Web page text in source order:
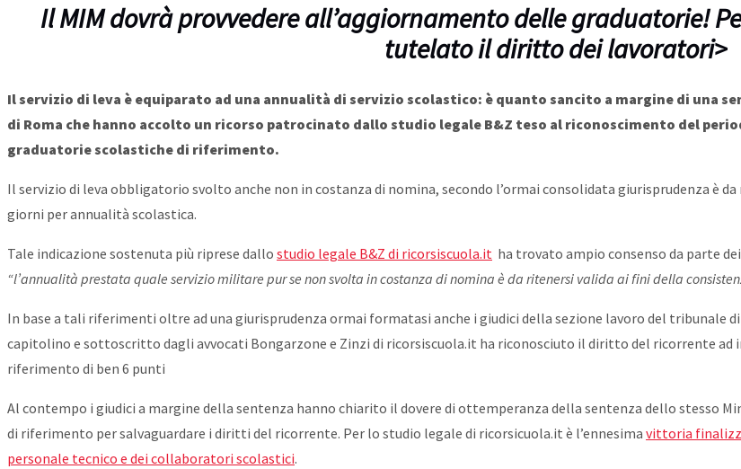
Il MIM dovrà provvedere all’aggiornamento delle graduatorie!
tutelato il diritto dei lavoratori>
Il servizio di leva è equiparato ad una annualità di servizio scolastico: è quanto sancito a margine di una
di Roma che hanno accolto un ricorso patrocinato dallo studio legale B&Z teso al riconoscimento del
graduatorie scolastiche di riferimento.
Il servizio di leva obbligatorio svolto anche non in costanza di nomina, secondo l’ormai consolidata giurisprudenza è
giorni per annualità scolastica.
Tale indicazione sostenuta più riprese dallo studio legale B&Z di ricorsiscuola.it ha trovato ampio consenso da parte
“l’annualità prestata quale servizio militare pur se non svolta in costanza di nomina è da ritenersi valida ai fini della
In base a tali riferimenti oltre ad una giurisprudenza ormai formatasi anche i giudici della sezione lavoro del tribunale
capitolino e sottoscritto dagli avvocati Bongarzone e Zinzi di ricorsiscuola.it ha riconosciuto il diritto del ricorrente
riferimento di ben 6 punti
Al contempo i giudici a margine della sentenza hanno chiarito il dovere di ottemperanza della sentenza dello stesso
di riferimento per salvaguardare i diritti del ricorrente. Per lo studio legale di ricorsicuola.it è l’ennesima vittoria
personale tecnico e dei collaboratori scolastici.